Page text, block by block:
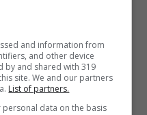
(a sue
nel microonde,
. E la cosa
il processo che
and information from
and other device
by and shared with 319
site. We and our partners
List of partners.
data on the basis